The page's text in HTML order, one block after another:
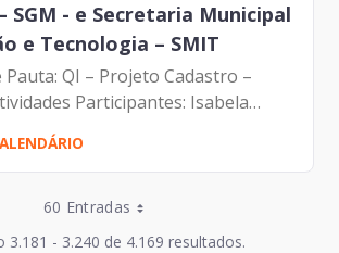
SGM - e Secretaria Municipal
e Tecnologia – SMIT
Pauta: QI – Projeto Cadastro –
Participantes: Isabela
Varela – Prodam Andre
- SMIT Severino Dutra de
60 Entradas
Entradas por Página
Entradas por Página
3.181 - 3.240 de 4.169 resultados.